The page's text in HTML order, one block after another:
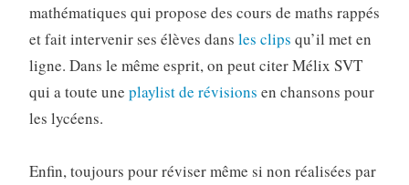
mathématiques qui propose des cours de maths rappés
et fait intervenir ses élèves dans les clips qu’il met en
ligne. Dans le même esprit, on peut citer Mélix SVT
qui a toute une playlist de révisions en chansons pour
les lycéens.
Enfin, toujours pour réviser même si non réalisées par